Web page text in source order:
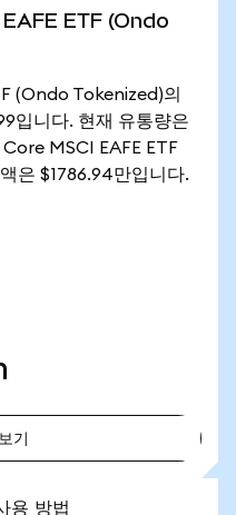
ETF (Ondo
(Ondo Tokenized)의
입니다. 현재 유통량은
MSCI EAFE ETF
은 $1786.94만입니다.
기
방법